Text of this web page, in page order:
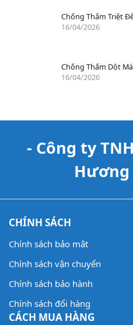
Chống Thấm Triệt
16/04/2026
Chống Thấm Dột
16/04/2026
- Công ty
Hương
CHÍNH SÁCH
Chính sách bảo mật
Chính sách vận chuyển
Chính sách bảo hành
Chính sách đổi hàng
CÁCH MUA HÀNG